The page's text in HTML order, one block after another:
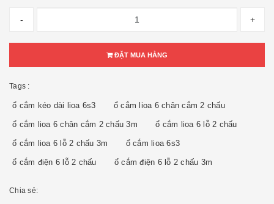
- +
ĐẶT MUA HÀNG
Tags :
ổ cắm kéo dài lioa 6s3 ổ cắm lioa 6 chân cắm 2 chấu
ổ cắm lioa 6 chân cắm 2 chấu 3m ổ cắm lioa 6 lỗ 2 chấu
ổ cắm lioa 6 lỗ 2 chấu 3m ổ cắm lioa 6s3
ổ cắm điện 6 lỗ 2 chấu ổ cắm điện 6 lỗ 2 chấu 3m
Chia sẻ: